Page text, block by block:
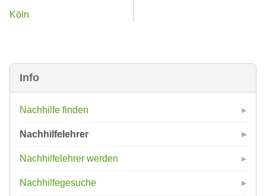
Info
Nachhilfe finden
Nachhilfelehrer
Nachhilfelehrer werden
Nachhilfegesuche
Köln